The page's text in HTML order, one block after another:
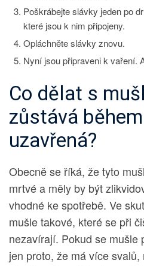
Poškrábejte slávky jeden po
které jsou k nim připojeny.
Opláchněte slávky znovu.
Nyní jsou připraveni k vaření.
Co dělat s
zůstává
uzavřená?
Obecně se říká, že tyto
mrtvé a měly by být
vhodné ke spotřebě. Ve
mušle takové, které se při
nezavírají. Pokud se mušle
jen proto, že má více